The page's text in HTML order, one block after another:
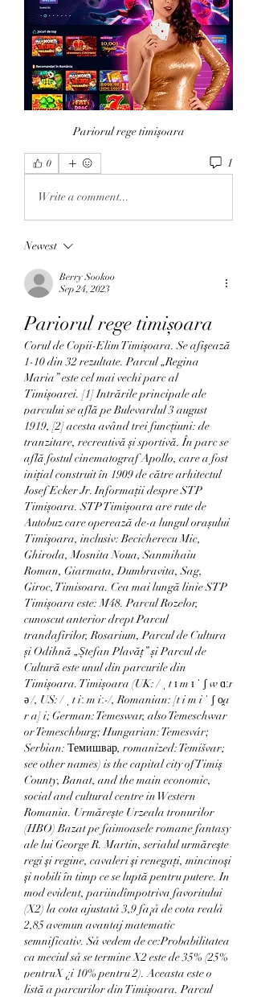
Pariorul rege timișoara
0 1
Write a comment...
Newest
Berry Sookoo
Sep 24, 2023
Pariorul rege timișoara
Corul de Copii-Elim Timișoara. Se afişează
1-10 din 32 rezultate. Parcul „Regina
Maria” este cel mai vechi parc al
Timișoarei. [1] Intrările principale ale
parcului se află pe Bulevardul 3 august
1919, [2] acesta având trei funcțiuni: de
tranzitare, recreativă și sportivă. În parc se
află fostul cinematograf Apollo, care a fost
inițial construit în 1909 de către arhitectul
Josef Ecker Jr. Informații despre STP
Timișoara. STP Timișoara are rute de
Autobuz care operează de-a lungul orașului
Timişoara, inclusiv: Becicherecu Mic,
Ghiroda, Mosnita Noua, Sanmihaiu
Roman, Giarmata, Dumbravita, Sag,
Giroc, Timisoara. Cea mai lungă linie STP
Timișoara este: M48. Parcul Rozelor,
cunoscut anterior drept Parcul
trandafirilor, Rosarium, Parcul de Cultura
și Odihnă „Ștefan Plavăț” și Parcul de
Cultură este unul din parcurile din
Timișoara. Timișoara (UK: / ˌ t ɪ m ɪ ˈ ʃ w ɑːr
ə /, US: / ˌ t iː m iː-/, Romanian: [t i m i ˈ ʃ o̯a
r a] i; German: Temeswar, also Temeschwar
or Temeschburg; Hungarian: Temesvár;
Serbian: Темишвар, romanized: Temišvar;
see other names) is the capital city of Timiș
County, Banat, and the main economic,
social and cultural centre in Western
Romania. Urmărește Urzeala tronurilor
(HBO) Bazat pe faimoasele romane fantasy
ale lui George R. Martin, serialul urmăreşte
regi şi regine, cavaleri şi renegaţi, mincinoşi
şi nobili în timp ce se luptă pentru putere. In
mod evident, pariindîmpotriva favoritului
(X2) la cota ajustatå 3,9 fa¡å de cota realå
2,85 avemun avantaj matematic
semnificativ. Så vedem de ce:Probabilitatea
ca meciul så se termine X2 este de 35% (25%
pentruX ¿i 10% pentru 2). Aceasta este o
listă a parcurilor din Timișoara. Parcul